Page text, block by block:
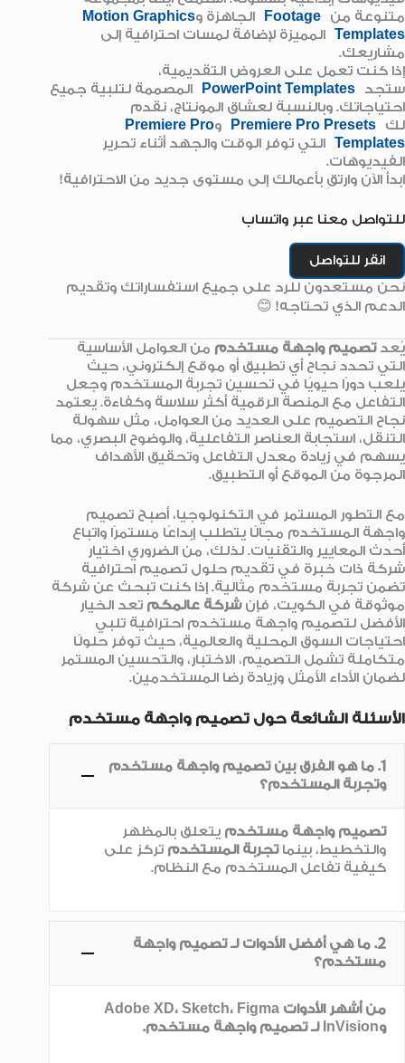
متنوعة من Footage الجاهزة وMotion Graphics
Templates المميزة لإضافة لمسات احترافية إلى
مشاريعك.
إذا كنت تعمل على العروض التقديمية،
ستجد PowerPoint Templates المصممة لتلبية جميع
احتياجاتك. وبالنسبة لعشاق المونتاج، نقدم
لك Premiere Pro Presets وPremiere Pro
Templates التي توفر الوقت والجهد أثناء تحرير
الفيديوهات.
ابدأ الآن وارتقِ بأعمالك إلى مستوى جديد من الاحترافية!
للتواصل معنا عبر واتساب
انقر للتواصل
نحن مستعدون للرد على جميع استفساراتك وتقديم
الدعم الذي تحتاجه! 😊
يُعدتصميم واجهة مستخدم من العوامل الأساسية
التي تحدد نجاح أي تطبيق أو موقع إلكتروني، حيث
يلعب دورًا حيويًا في تحسين تجربة المستخدم وجعل
التفاعل مع المنصة الرقمية أكثر سلاسة وكفاءة. يعتمد
نجاح التصميم على العديد من العوامل، مثل سهولة
التنقل، استجابة العناصر التفاعلية، والوضوح البصري، مما
يسهم في زيادة معدل التفاعل وتحقيق الأهداف
المرجوة من الموقع أو التطبيق.
مع التطور المستمر في التكنولوجيا، أصبح تصميم
واجهة المستخدم مجالًا يتطلب إبداعًا مستمرًا واتباع
أحدث المعايير والتقنيات. لذلك، من الضروري اختيار
شركة ذات خبرة في تقديم حلول تصميم احترافية
تضمن تجربة مستخدم مثالية. إذا كنت تبحث عن شركة
موثوقة في الكويت، فإنشركة عالمكم تعد الخيار
الأفضل لتصميم واجهة مستخدم احترافية تلبي
احتياجات السوق المحلية والعالمية، حيث توفر حلولًا
متكاملة تشمل التصميم، الاختبار، والتحسين المستمر
لضمان الأداء الأمثل وزيادة رضا المستخدمين.
الأسئلة الشائعة حول تصميم واجهة مستخدم
1. ما هو الفرق بين تصميم واجهة مستخدم
وتجربة المستخدم؟
تصميم واجهة مستخدم يتعلق بالمظهر
والتخطيط، بينماتجربة المستخدم تركز على
كيفية تفاعل المستخدم مع النظام.
2. ما هي أفضل الأدوات لـ تصميم واجهة
مستخدم؟
من أشهر الأدوات Adobe XD، Sketch، Figma
وInVision لـ تصميم واجهة مستخدم.